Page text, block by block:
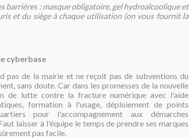
barrières : masque obligatoire, gel hydroalcoolique et
et du siège à chaque utilisation (on vous fournit la
cyberbase
pas de la mairie et ne reçoit pas de subventions du
sans doute. Car dans les promesses de la nouvelle
de lutte contre la fracture numérique avec l'aide
formation à l'usage, déploiement de points
pour l'accompagnement aux démarches
laisser à l'équipe le temps de prendre ses marques
pas facile.